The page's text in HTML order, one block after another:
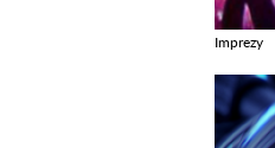
Imprezy